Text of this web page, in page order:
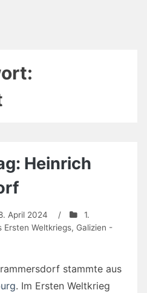
Heinrich
April 2024 /
1.
Ersten Weltkriegs, Galizien -
stammte aus
. Im Ersten Weltkrieg